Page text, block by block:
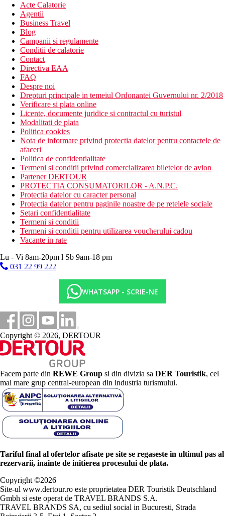
Acte Calatorie
Agentii
Business Travel
Blog
Campanii si regulamente
Conditii de calatorie
Contact
Directiva EAA
FAQ
Despre noi
Drepturi principale in temeiul Ordonantei Guvernului nr. 2/2018
Verificare si plata online
Licente, documente juridice si contractul cu turistul
Modalitati de plata
Politica cookies
Nota de informare privind protectia datelor pentru contactele de
afaceri
Politica de confidentialitate
Termeni si conditii privind comercializarea biletelor de avion
Partener DERTOUR
PROTECTIA CONSUMATORILOR - A.N.P.C.
Protectia datelor cu caracter personal
Protectia datelor pentru paginile noastre de pe retelele sociale
Setari confidentialitate
Termeni si conditii
Termeni si conditii pentru utilizarea voucherului cadou
Vacante in rate
Lu - Vi 8am-20pm l Sb 9am-18 pm
031 22 99 222
WHATSAPP - SCRIE-NE
Copyright © 2026, DERTOUR
Facem parte din REWE Group si din divizia sa DER Touristik, cel
mai mare grup central-european din industria turismului.
Tariful final al ofertelor afisate pe site se regaseste in ultimul pas al
rezervarii, inainte de initierea procesului de plata.
Copyright ©2026
Site-ul www.dertour.ro este proprietatea DER Touristik Deutschland
Gmbh si este operat de TRAVEL BRANDS S.A.
TRAVEL BRANDS SA, cu sediul social in Bucuresti, Strada